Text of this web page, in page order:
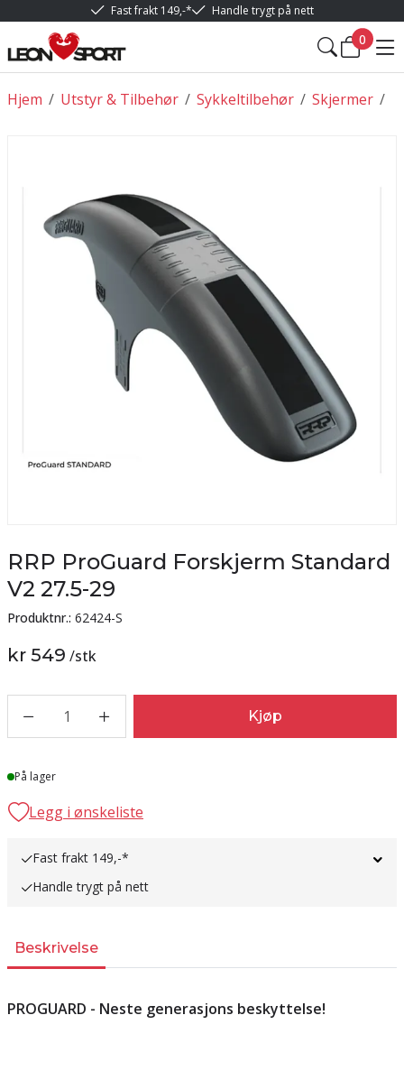
Fast frakt 149,-* Handle trygt på nett
0
/
Hjem /
Utstyr & Tilbehør /
Sykkeltilbehør /
Skjermer
RRP ProGuard Forskjerm Standard
V2 27.5-29
Produktnr.: 62424-S
kr 549 /stk
1 Kjøp
Lager
På lager
Legg i ønskeliste
Fast frakt 149,-*
Handle trygt på nett
Beskrivelse
PROGUARD - Neste generasjons beskyttelse!